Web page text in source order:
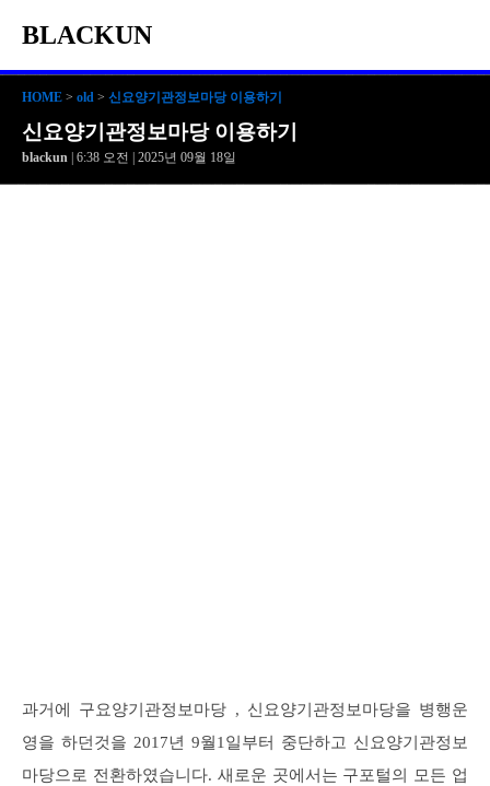
BLACKUN
HOME > old > 신요양기관정보마당 이용하기
신요양기관정보마당 이용하기
blackun | 6:38 오전 | 2025년 09월 18일
과거에 구요양기관정보마당 , 신요양기관정보마당을 병행운
영을 하던것을 2017년 9월1일부터 중단하고 신요양기관정보
마당으로 전환하였습니다. 새로운 곳에서는 구포털의 모든 업